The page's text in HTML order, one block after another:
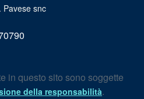
Pavese snc
in questo sito sono soggette
della responsabilità.